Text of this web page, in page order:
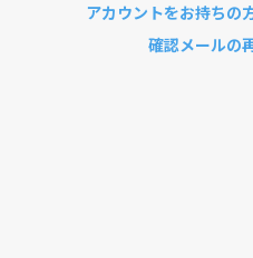
アカウントをお持ちの
確認メールの